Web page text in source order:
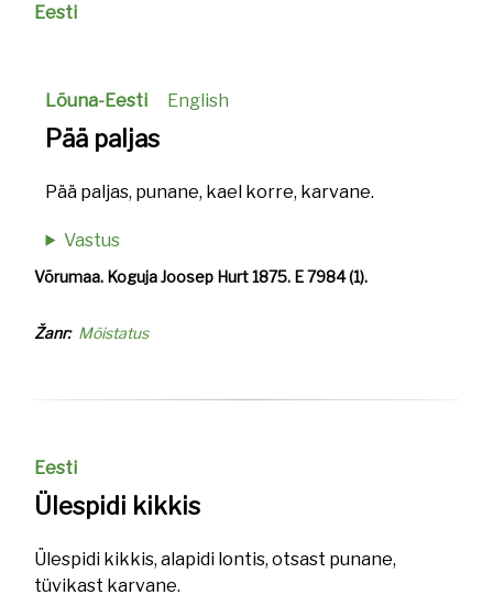
Eesti
Lõuna-Eesti English
Pää paljas
Pää paljas, punane, kael korre, karvane.
Vastus
Võrumaa. Koguja Joosep Hurt 1875. E 7984 (1).
Žanr Mõistatus
Eesti
Ülespidi kikkis
Ülespidi kikkis, alapidi lontis, otsast punane,
tüvikast karvane.